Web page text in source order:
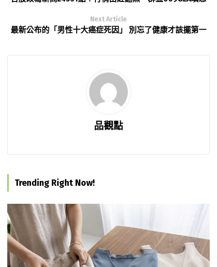
Next Article
最新公布的「男性十大癌症死因」 別忘了健康才該擺第一
品觀點
Trending Right Now!